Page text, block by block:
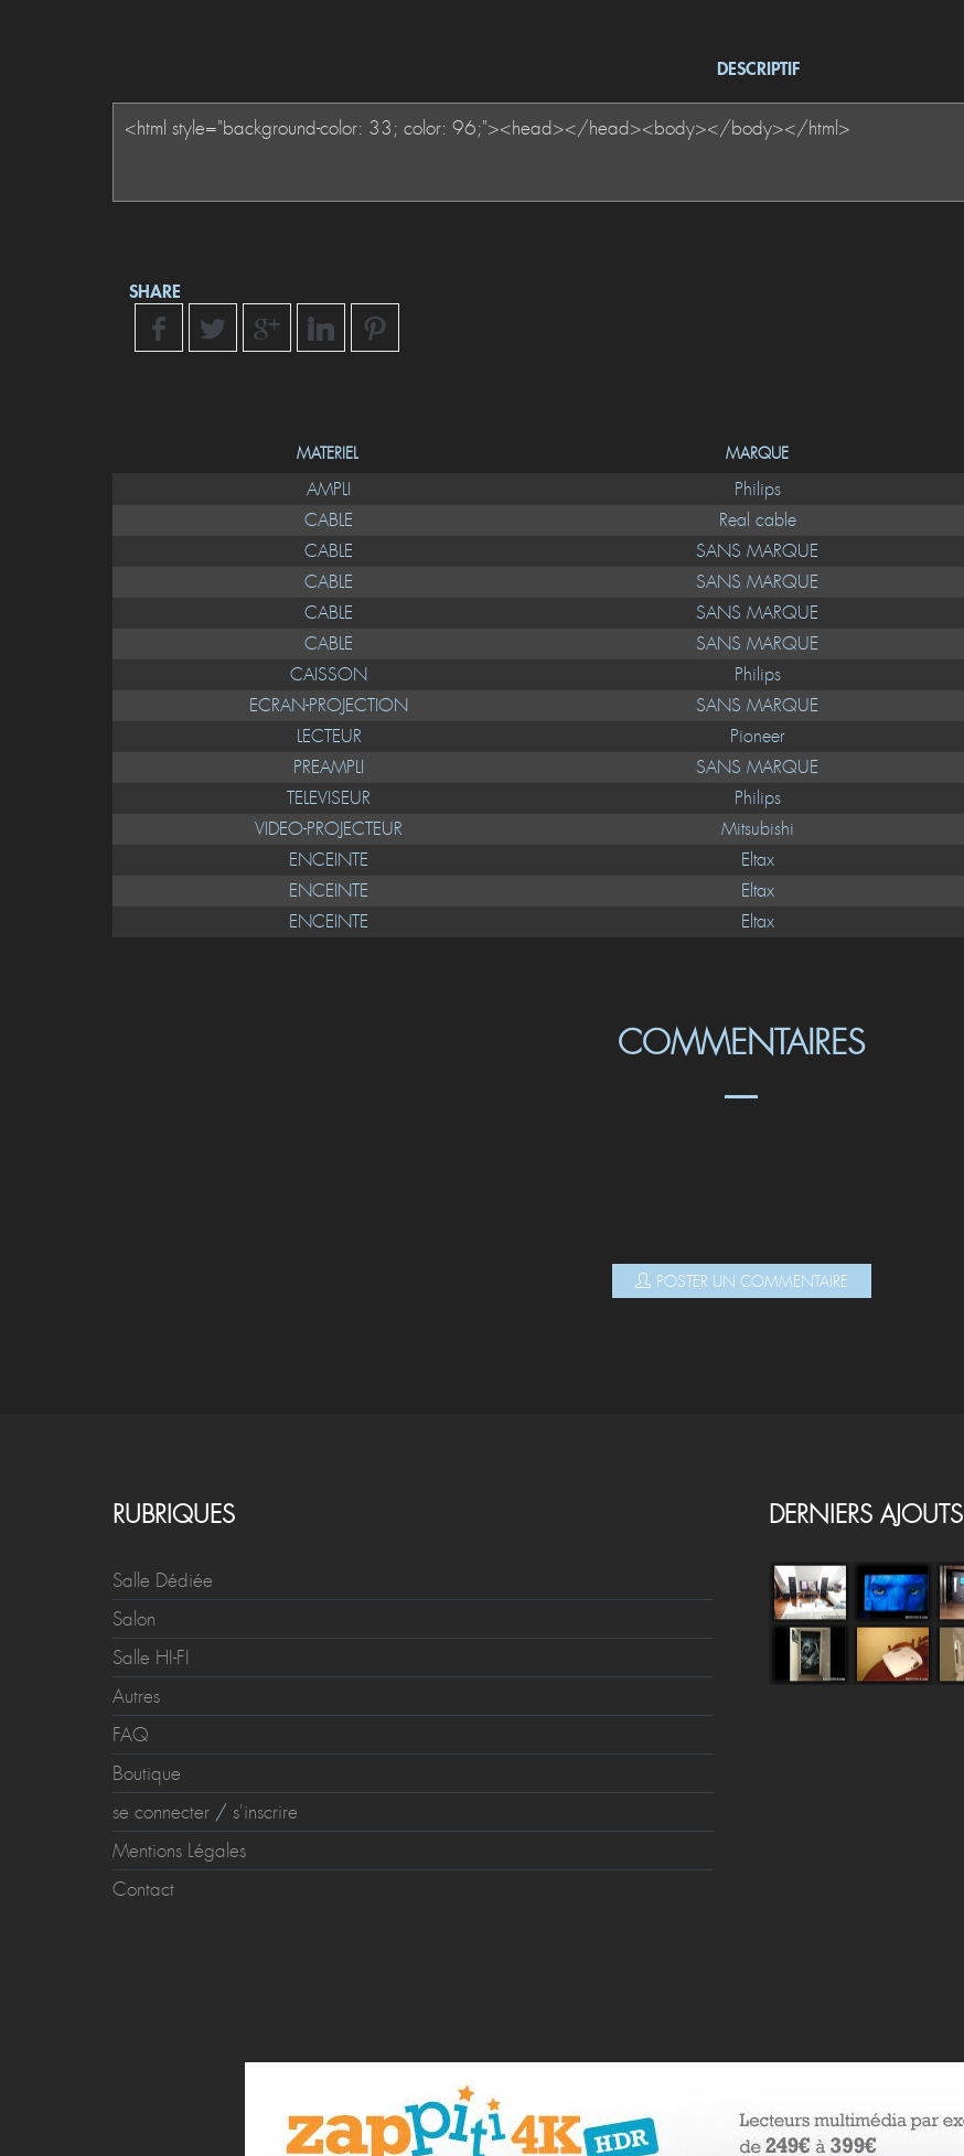
DESCRIPTIF
SHARE
MATERIEL MARQUE
AMPLI Philips
CABLE
Real cable
CABLE
SANS MARQUE
CABLE
SANS MARQUE
CABLE
SANS MARQUE
CABLE
SANS MARQUE
CAISSON
Philips
ECRAN-PROJECTION
SANS MARQUE
LECTEUR
Pioneer
PREAMPLI
SANS MARQUE
TELEVISEUR
Philips
VIDEO-PROJECTEUR
Mitsubishi
ENCEINTE
Eltax
ENCEINTE
Eltax
ENCEINTE
Eltax
COMMENTAIRES
POSTER UN COMMENTAIRE
RUBRIQUES
Salle Dédiée
Salon
Salle HI-FI
Autres
FAQ
Boutique
se connecter / s'inscrire
Mentions Légales
Contact
DERNIERS AJOUTS